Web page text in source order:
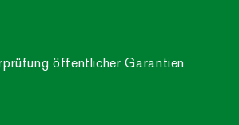
öffentlicher Garantien